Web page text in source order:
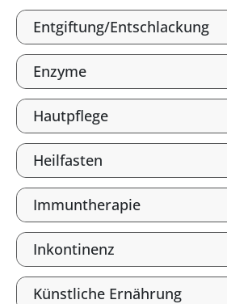
Entgiftung/Entschlackung
Enzyme
Hautpflege
Heilfasten
Immuntherapie
Inkontinenz
Künstliche Ernährung